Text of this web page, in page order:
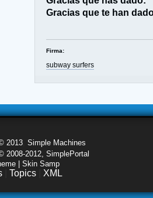
Gracias que te han
Firma:
subway surfers
2013 Simple Machines
2008-2012, SimplePortal
| Skin Samp
Topics XML